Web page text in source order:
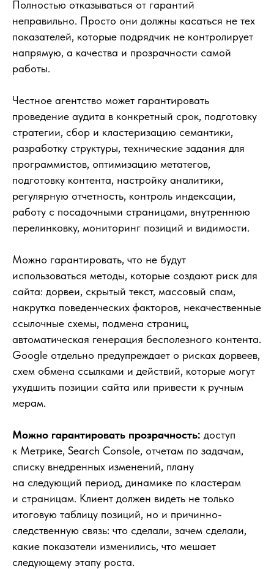
Полностью отказываться от гарантий
неправильно. Просто они должны касаться не тех
показателей, которые подрядчик не контролирует
напрямую, а качества и прозрачности самой
работы.
Честное агентство может гарантировать
проведение аудита в конкретный срок, подготовку
стратегии, сбор и кластеризацию семантики,
разработку структуры, технические задания для
программистов, оптимизацию метатегов,
подготовку контента, настройку аналитики,
регулярную отчетность, контроль индексации,
работу с посадочными страницами, внутреннюю
перелинковку, мониторинг позиций и видимости.
Можно гарантировать, что не будут
использоваться методы, которые создают риск для
сайта: дорвеи, скрытый текст, массовый спам,
накрутка поведенческих факторов, некачественные
ссылочные схемы, подмена страниц,
автоматическая генерация бесполезного контента.
Google отдельно предупреждает о рисках дорвеев,
схем обмена ссылками и действий, которые могут
ухудшить позиции сайта или привести к ручным
мерам.
Можно гарантировать прозрачность: доступ
к Метрике, Search Console, отчетам по задачам,
списку внедренных изменений, плану
на следующий период, динамике по кластерам
и страницам. Клиент должен видеть не только
итоговую таблицу позиций, но и причинно-
следственную связь: что сделали, зачем сделали,
какие показатели изменились, что мешает
следующему этапу роста.